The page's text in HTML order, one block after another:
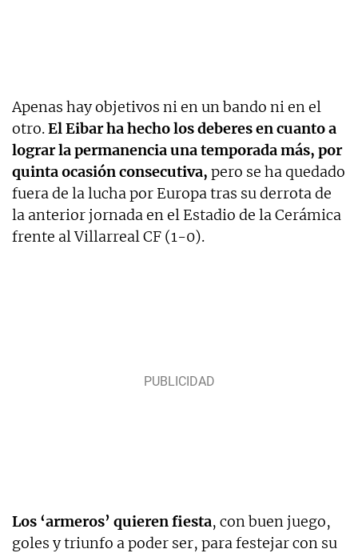
Apenas hay objetivos ni en un bando ni en el
otro.El Eibar ha hecho los deberes en cuanto a
lograr la permanencia una temporada más, por
quinta ocasión consecutiva, pero se ha quedado
fuera de la lucha por Europa tras su derrota de
la anterior jornada en el Estadio de la Cerámica
frente al Villarreal CF (1-0).
Los ‘armeros’ quieren fiesta, con buen juego,
goles y triunfo a poder ser, para festejar con su